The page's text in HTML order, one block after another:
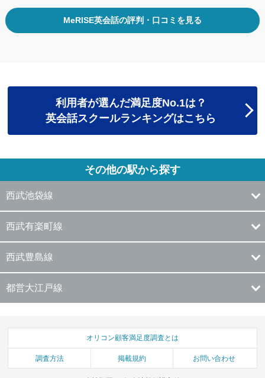
MeRISE英会話の評判・口コミを見る
利用者が選んだ満足度No.1は？
英会話スクールランキングはこちら
その他の駅から探す
西武池袋線
西武有楽町線
西武豊島線
都営大江戸線
オリコン顧客満足度調査とは
調査方法 掲載規約 お問い合わせ